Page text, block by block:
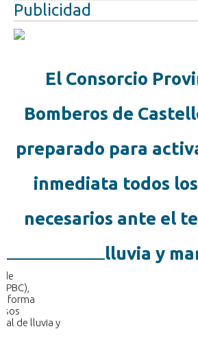
Publicidad
El Consorcio
Bomberos de
preparado para
inmediata todos
necesarios ante el
lluvia y